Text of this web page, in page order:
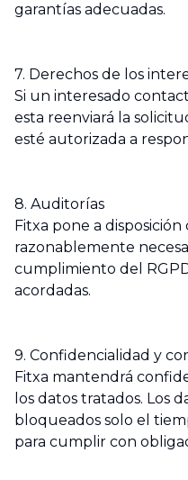
garantías adecuadas.
7. Derechos de los
Si un interesado
esta reenviará la
esté autorizada a
8. Auditorías
Fitxa pone a
razonablemente
cumplimiento del
acordadas.
9. Confidencialidad y
Fitxa mantendrá
los datos tratados. Los
bloqueados solo el
para cumplir con